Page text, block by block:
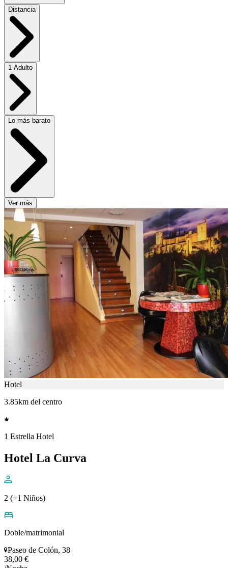
Distancia
1 Adulto
Lo más barato
Ver más
Hotel
3.85km del centro
1 Estrella Hotel
Hotel La Curva
2 (+1 Niños)
Doble/matrimonial
Paseo de Colón, 38
38,00 €